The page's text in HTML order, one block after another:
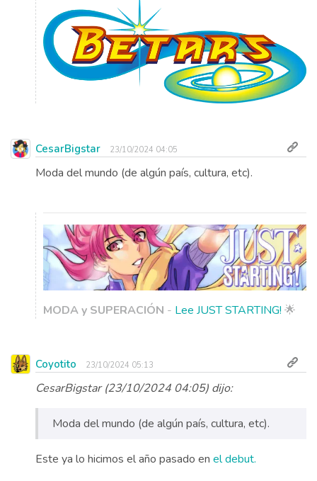
CesarBigstar 23/10/2024 04:05
Moda del mundo (de algún país, cultura, etc).
MODA y SUPERACIÓN - Lee JUST STARTING! 🌟
Coyotito 23/10/2024 05:13
CesarBigstar (23/10/2024 04:05) dijo:
Moda del mundo (de algún país, cultura, etc).
Este ya lo hicimos el año pasado en el debut.